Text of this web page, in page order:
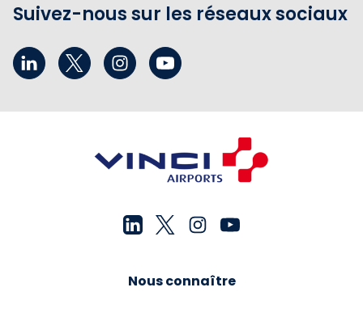
Suivez-nous sur les réseaux sociaux
Nous connaître